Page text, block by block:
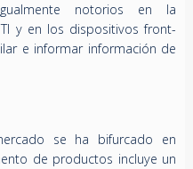
notorios en la
y en los dispositivos front-
e informar información de
se ha bifurcado en
de productos incluye un